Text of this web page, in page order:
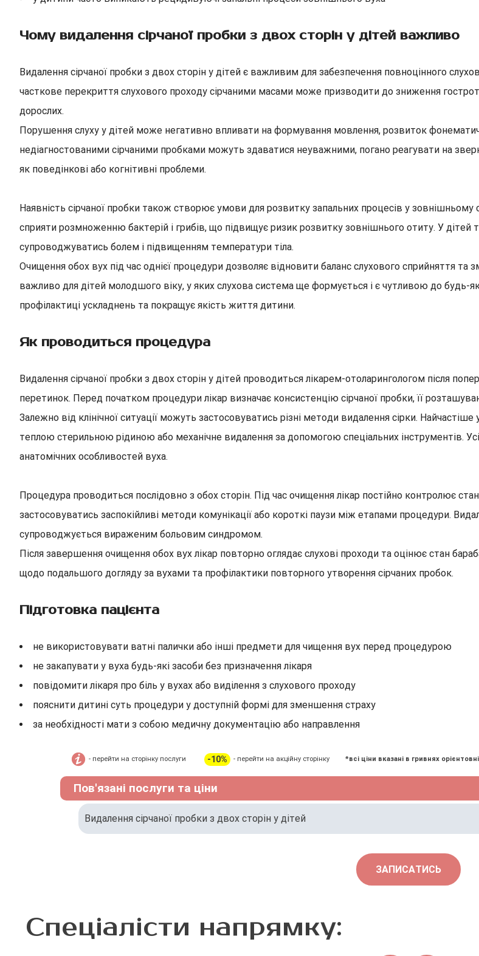
Чому видалення сірчаної пробки з двох сторін у дітей важливо
Видалення сірчаної пробки з двох сторін у дітей є важливим для забезпечення повноцінного
часткове перекриття слухового проходу сірчаними масами може призводити до зниження
дорослих.
Порушення слуху у дітей може негативно впливати на формування мовлення, розвиток
недіагностованими сірчаними пробками можуть здаватися неуважними, погано реагувати на
як поведінкові або когнітивні проблеми.
Наявність сірчаної пробки також створює умови для розвитку запальних процесів у
сприяти розмноженню бактерій і грибів, що підвищує ризик розвитку зовнішнього отиту. У дітей
супроводжуватись болем і підвищенням температури тіла.
Очищення обох вух під час однієї процедури дозволяє відновити баланс слухового сприйняття
важливо для дітей молодшого віку, у яких слухова система ще формується і є чутливою до будь-
профілактиці ускладнень та покращує якість життя дитини.
Як проводиться процедура
Видалення сірчаної пробки з двох сторін у дітей проводиться лікарем-отоларингологом після
перетинок. Перед початком процедури лікар визначає консистенцію сірчаної пробки, її
Залежно від клінічної ситуації можуть застосовуватись різні методи видалення сірки.
теплою стерильною рідиною або механічне видалення за допомогою спеціальних інструментів.
анатомічних особливостей вуха.
Процедура проводиться послідовно з обох сторін. Під час очищення лікар постійно контролює
застосовуватись заспокійливі методи комунікації або короткі паузи між етапами процедури.
супроводжується вираженим больовим синдромом.
Після завершення очищення обох вух лікар повторно оглядає слухові проходи та оцінює стан
щодо подальшого догляду за вухами та профілактики повторного утворення сірчаних пробок.
Підготовка пацієнта
не використовувати ватні палички або інші предмети для чищення вух перед процедурою
не закапувати у вуха будь-які засоби без призначення лікаря
повідомити лікаря про біль у вухах або виділення з слухового проходу
пояснити дитині суть процедури у доступній формі для зменшення страху
за необхідності мати з собою медичну документацію або направлення
- перейти на сторінку послуги -10% - перейти на акційну сторінку *всі ціни вказані в гривнях
Пов'язані послуги та ціни
Видалення сірчаної пробки з двох сторін у дітей
ЗАПИСАТИСЬ
Спеціалісти напрямку: